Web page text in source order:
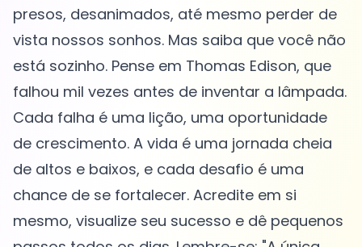
presos, desanimados, até mesmo perder de
vista nossos sonhos. Mas saiba que você não
está sozinho. Pense em Thomas Edison, que
falhou mil vezes antes de inventar a lâmpada.
Cada falha é uma lição, uma oportunidade
de crescimento. A vida é uma jornada cheia
de altos e baixos, e cada desafio é uma
chance de se fortalecer. Acredite em si
mesmo, visualize seu sucesso e dê pequenos